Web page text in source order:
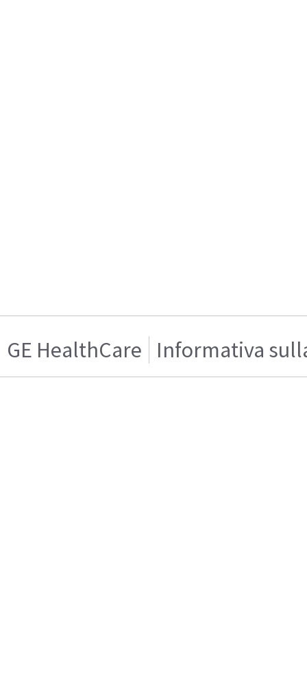
GE HealthCare Informativa